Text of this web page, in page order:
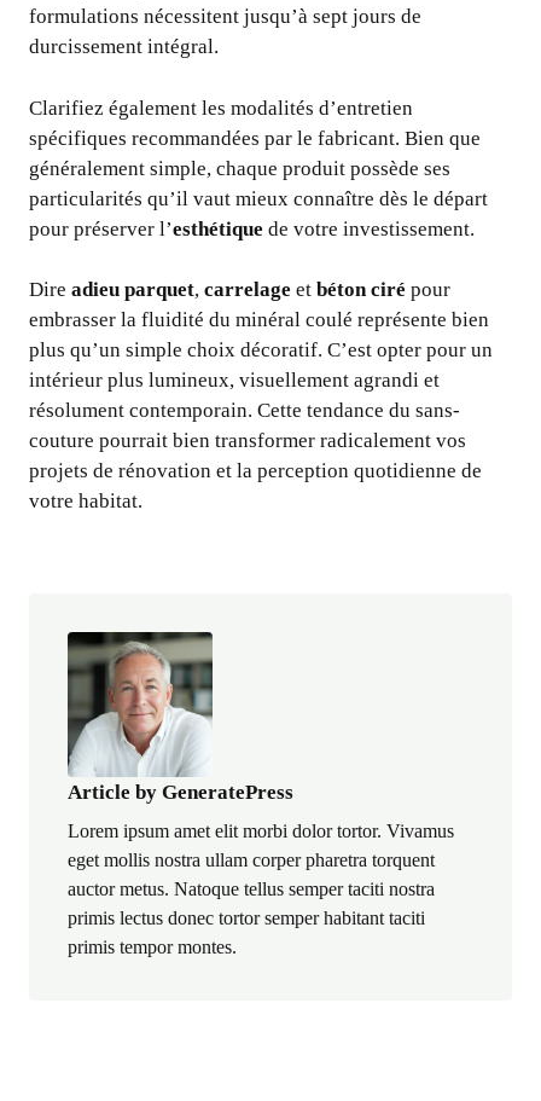
formulations nécessitent jusqu’à sept jours de
durcissement intégral.
Clarifiez également les modalités d’entretien
spécifiques recommandées par le fabricant. Bien que
généralement simple, chaque produit possède ses
particularités qu’il vaut mieux connaître dès le départ
pour préserver l’esthétique de votre investissement.
Dire adieu parquet, carrelage et béton ciré pour
embrasser la fluidité du minéral coulé représente bien
plus qu’un simple choix décoratif. C’est opter pour un
intérieur plus lumineux, visuellement agrandi et
résolument contemporain. Cette tendance du sans-
couture pourrait bien transformer radicalement vos
projets de rénovation et la perception quotidienne de
votre habitat.
Article by GeneratePress
Lorem ipsum amet elit morbi dolor tortor. Vivamus
eget mollis nostra ullam corper pharetra torquent
auctor metus. Natoque tellus semper taciti nostra
primis lectus donec tortor semper habitant taciti
primis tempor montes.